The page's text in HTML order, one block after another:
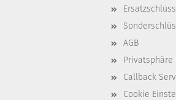
AGB
Privatsphäre
Callback
Cookie